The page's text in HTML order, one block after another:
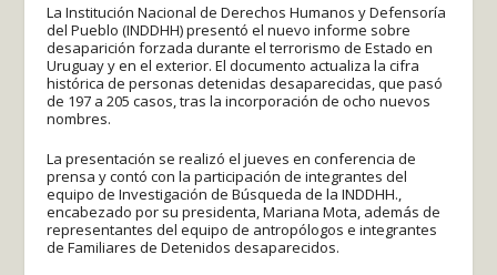
La Institución Nacional de Derechos Humanos y Defensoría
del Pueblo (INDDHH) presentó el nuevo informe sobre
desaparición forzada durante el terrorismo de Estado en
Uruguay y en el exterior. El documento actualiza la cifra
histórica de personas detenidas desaparecidas, que pasó
de 197 a 205 casos, tras la incorporación de ocho nuevos
nombres.
La presentación se realizó el jueves en conferencia de
prensa y contó con la participación de integrantes del
equipo de Investigación de Búsqueda de la INDDHH.,
encabezado por su presidenta, Mariana Mota, además de
representantes del equipo de antropólogos e integrantes
de Familiares de Detenidos desaparecidos.